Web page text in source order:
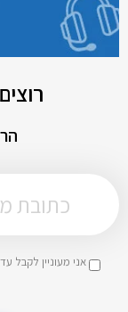
אני מעוניין לקבל